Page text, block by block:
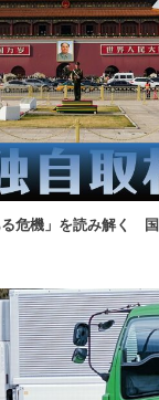
る危機」を読み解く